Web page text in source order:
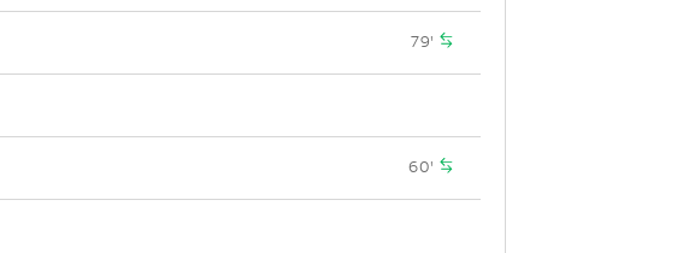
79'
60'